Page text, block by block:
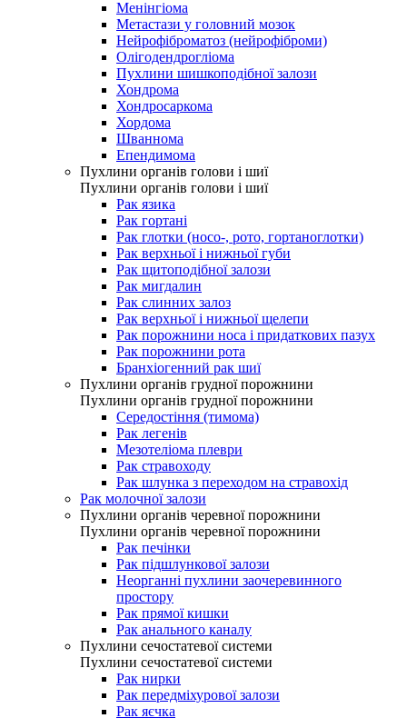
Менінгіома
Метастази у головний мозок
Нейрофіброматоз (нейрофіброми)
Олігодендрогліома
Пухлини шишкоподібної залози
Хондрома
Хондросаркома
Хордома
Шваннома
Епендимома
Пухлини органів голови і шиї
Пухлини органів голови і шиї
Рак язика
Рак гортані
Рак глотки (носо-, рото, гортаноглотки)
Рак верхньої і нижньої губи
Рак щитоподібної залози
Рак мигдалин
Рак слинних залоз
Рак верхньої і нижньої щелепи
Рак порожнини носа і придаткових пазух
Рак порожнини рота
Бранхіогенний рак шиї
Пухлини органів грудної порожнини
Пухлини органів грудної порожнини
Середостіння (тимома)
Рак легенів
Мезотеліома плеври
Рак стравоходу
Рак шлунка з переходом на стравохід
Рак молочної залози
Пухлини органів черевної порожнини
Пухлини органів черевної порожнини
Рак печінки
Рак підшлункової залози
Неорганні пухлини заочеревинного
простору
Рак прямої кишки
Рак анального каналу
Пухлини сечостатевої системи
Пухлини сечостатевої системи
Рак нирки
Рак передміхурової залози
Рак яєчка